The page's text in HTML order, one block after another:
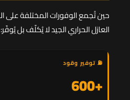
حين تُجمع الوفورات المختلفة على
العازل الحراري الجيد لا يُكلّف بل يُوفّر:
⛽ توفير وقود
+600